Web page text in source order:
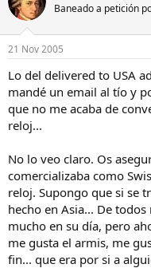
Baneado a petición
21 Nov 2005
Lo del delivered to USA
mandé un email al tío y
que no me acaba de
reloj...
No lo veo claro. Os
comercializaba como
reloj. Supongo que si se
hecho en Asia... De
mucho en su día, pero
me gusta el armis, me
fin... que era por si a